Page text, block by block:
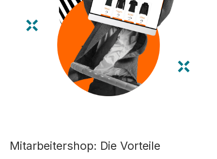
Mitarbeitershop: Die Vorteile